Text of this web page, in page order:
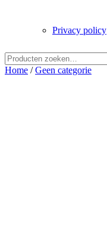
Privacy policy
naar:
Home /Geen categorie